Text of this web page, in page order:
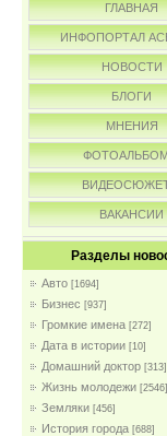
ГЛАВНАЯ
ИНФОПОРТАЛ
НОВОСТИ
БЛОГИ
МНЕНИЯ
ВАКАНСИИ
Разделы
Авто [1694]
Бизнес [937]
Громкие имена [272]
Дата в истории [10]
Домашний доктор [313]
Жизнь молодежи [2546]
Земляки [456]
История города [688]